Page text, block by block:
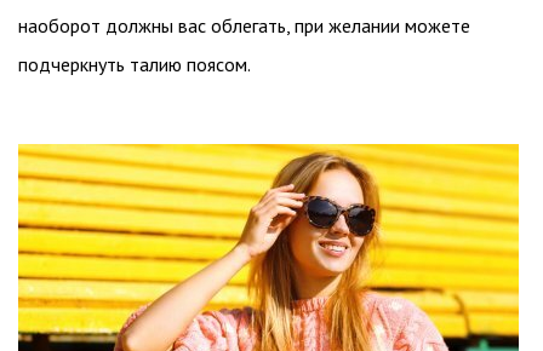
наоборот должны вас облегать, при желании можете
подчеркнуть талию поясом.